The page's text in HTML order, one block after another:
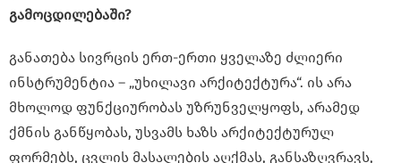
გამოცდილებაში?
განათება სივრცის ერთ-ერთი ყველაზე ძლიერი
ინსტრუმენტია – „უხილავი არქიტექტურა“. ის არა
მხოლოდ ფუნქციურობას უზრუნველყოფს, არამედ
ქმნის განწყობას, უსვამს ხაზს არქიტექტურულ
ფორმებს, ცვლის მასალების აღქმას, განსაზღვრავს,